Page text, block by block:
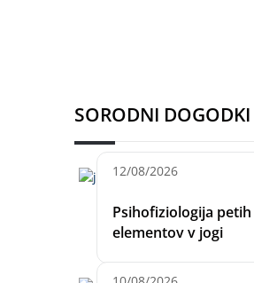
SORODNI DOGODKI
12/08/2026
Psihofiziologija petih
elementov v jogi